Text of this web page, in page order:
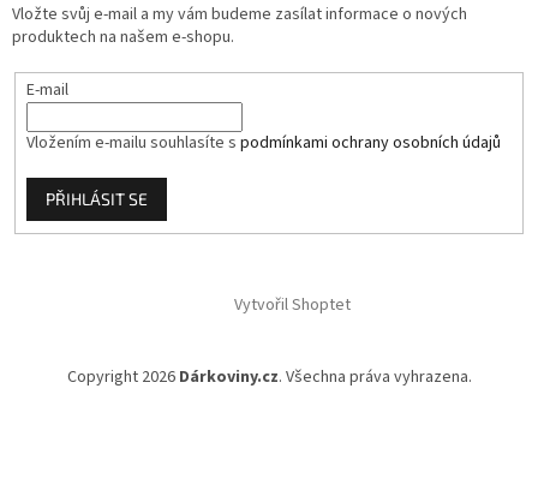
Vložte svůj e-mail a my vám budeme zasílat informace o nových
produktech na našem e-shopu.
E-mail
Vložením e-mailu souhlasíte s podmínkami ochrany osobních údajů
PŘIHLÁSIT SE
Vytvořil Shoptet
Copyright 2026 Dárkoviny.cz. Všechna práva vyhrazena.